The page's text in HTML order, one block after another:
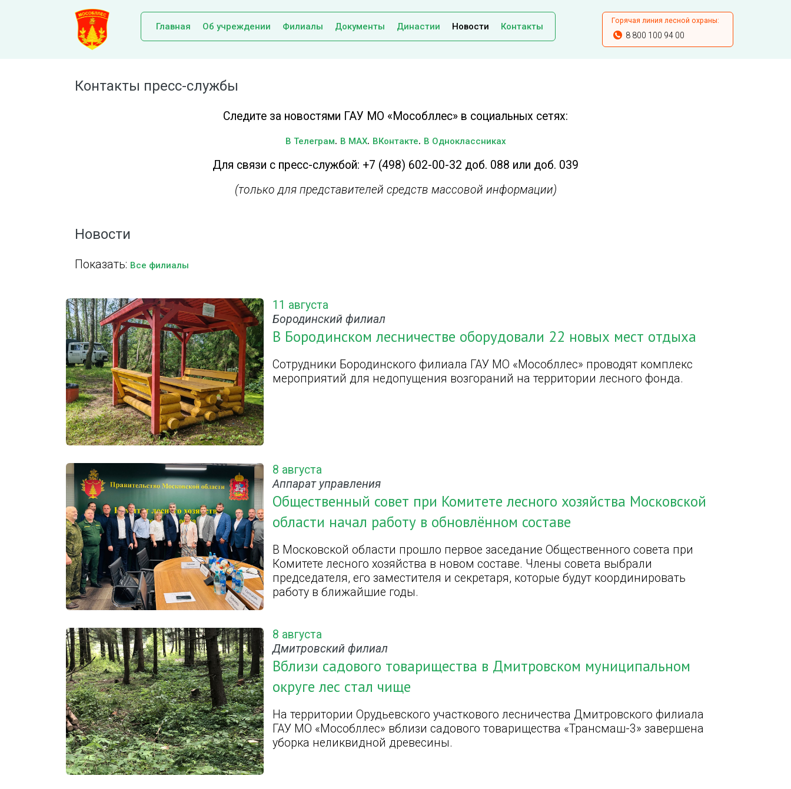
Главная Об учреждении Филиалы Документы Династии Новости Контакты
Горячая линия лесной охраны:
8 800 100 94 00
Контакты пресс-службы
Следите за новостями ГАУ МО «Мособллес» в социальных сетях:
В Телеграм. В MAX. ВКонтакте. В Одноклассниках
Для связи с пресс-службой: +7 (498) 602-00-32 доб. 088 или доб. 039
(только для представителей средств массовой информации)
Новости
Показать: Все филиалы
11 августа
Бородинский филиал
В Бородинском лесничестве оборудовали 22 новых мест отдыха
Сотрудники Бородинского филиала ГАУ МО «Мособллес» проводят комплекс
мероприятий для недопущения возгораний на территории лесного фонда.
8 августа
Аппарат управления
Общественный совет при Комитете лесного хозяйства Московской
области начал работу в обновлённом составе
В Московской области прошло первое заседание Общественного совета при
Комитете лесного хозяйства в новом составе. Члены совета выбрали
председателя, его заместителя и секретаря, которые будут координировать
работу в ближайшие годы.
8 августа
Дмитровский филиал
Вблизи садового товарищества в Дмитровском муниципальном
округе лес стал чище
На территории Орудьевского участкового лесничества Дмитровского филиала
ГАУ МО «Мособллес» вблизи садового товарищества «Трансмаш-3» завершена
уборка неликвидной древесины.